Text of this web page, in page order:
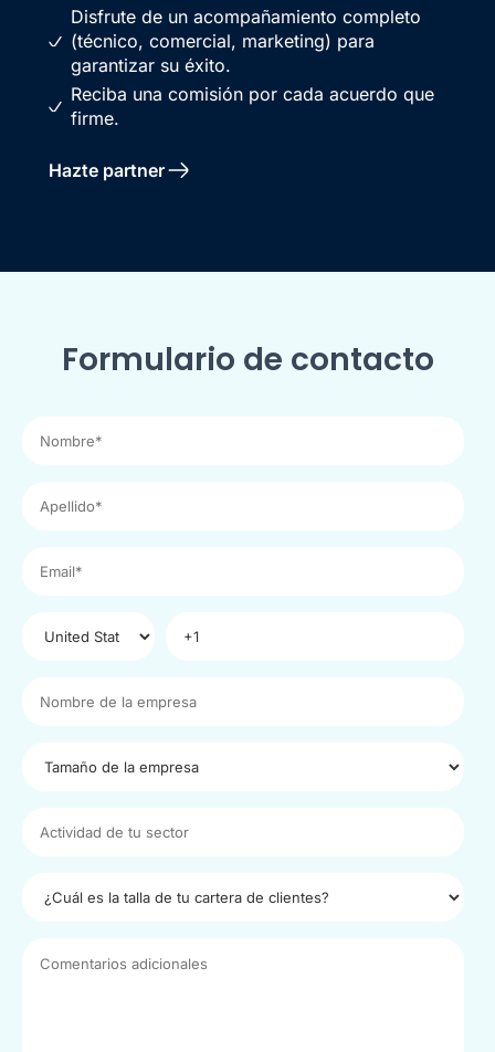
Disfrute de un acompañamiento completo
(técnico, comercial, marketing) para
garantizar su éxito.
Reciba una comisión por cada acuerdo que
firme.
Hazte partner
Formulario de contacto